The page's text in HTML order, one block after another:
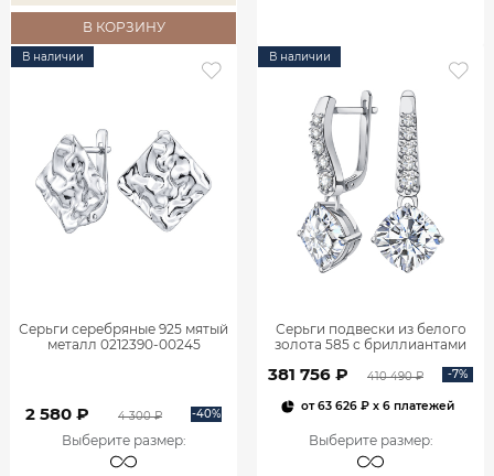
В КОРЗИНУ
В наличии
Серьги серебряные 925 мятый
металл 0212390-00245
2 580 ₽ 4 300 ₽ -40%
Выберите размер:
В наличии
Серьги подвески из белого
золота 585 с бриллиантами
381 756 ₽ 410 490 ₽ -7%
от63 626 ₽x 6 платежей
Выберите размер: